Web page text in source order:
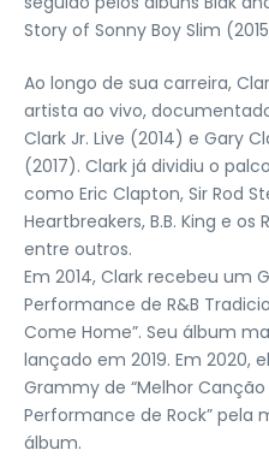
Story of Sonny Boy Slim
Ao longo de sua carreira,
artista ao vivo,
Clark Jr. Live (2014) e Gary
(2017). Clark já dividiu o
como Eric Clapton, Sir Rod
Heartbreakers, B.B. King e os
entre outros.
Em 2014, Clark recebeu um
Performance de R&B
Come Home”. Seu álbum
lançado em 2019. Em 2020,
Grammy de “Melhor Canção
Performance de Rock” pela
álbum.